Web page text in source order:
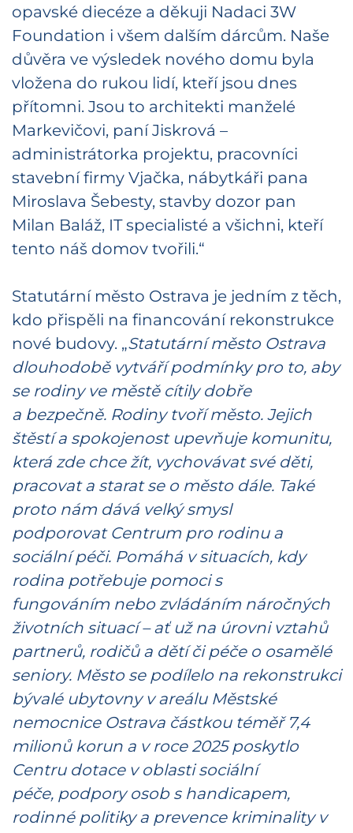
opavské diecéze a děkuji Nadaci 3W
Foundation i všem dalším dárcům. Naše
důvěra ve výsledek nového domu byla
vložena do rukou lidí, kteří jsou dnes
přítomni. Jsou to architekti manželé
Markevičovi, paní Jiskrová –
administrátorka projektu, pracovníci
stavební firmy Vjačka, nábytkáři pana
Miroslava Šebesty, stavby dozor pan
Milan Baláž, IT specialisté a všichni, kteří
tento náš domov tvořili.“
Statutární město Ostrava je jedním z těch,
kdo přispěli na financování rekonstrukce
nové budovy. „Statutární město Ostrava
dlouhodobě vytváří podmínky pro to, aby
se rodiny ve městě cítily dobře
a bezpečně. Rodiny tvoří město. Jejich
štěstí a spokojenost upevňuje komunitu,
která zde chce žít, vychovávat své děti,
pracovat a starat se o město dále. Také
proto nám dává velký smysl
podporovat Centrum pro rodinu a
sociální péči. Pomáhá v situacích, kdy
rodina potřebuje pomoci s
fungováním nebo zvládáním náročných
životních situací – ať už na úrovni vztahů
partnerů, rodičů a dětí či péče o osamělé
seniory. Město se podílelo na rekonstrukci
bývalé ubytovny v areálu Městské
nemocnice Ostrava částkou téměř 7,4
milionů korun a v roce 2025 poskytlo
Centru dotace v oblasti sociální
péče, podpory osob s handicapem,
rodinné politiky a prevence kriminality v